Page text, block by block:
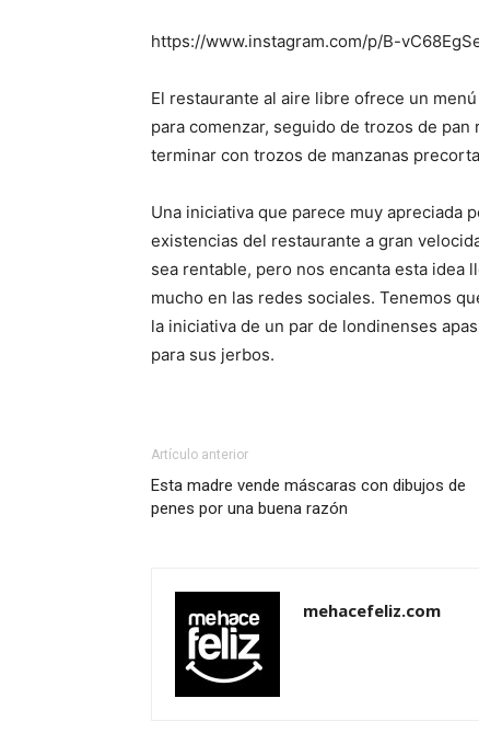
https://www.instagram.com/p/B-
El restaurante al aire libre ofrece un
para comenzar, seguido de trozos de
terminar con trozos de manzanas
Una iniciativa que parece muy apreciada
existencias del restaurante a gran
sea rentable, pero nos encanta esta idea
mucho en las redes sociales. Tenemos
la iniciativa de un par de londinenses
para sus jerbos.
Artículo anterior
Esta madre vende máscaras con dibujos de
penes por una buena razón
mehacefeliz.com